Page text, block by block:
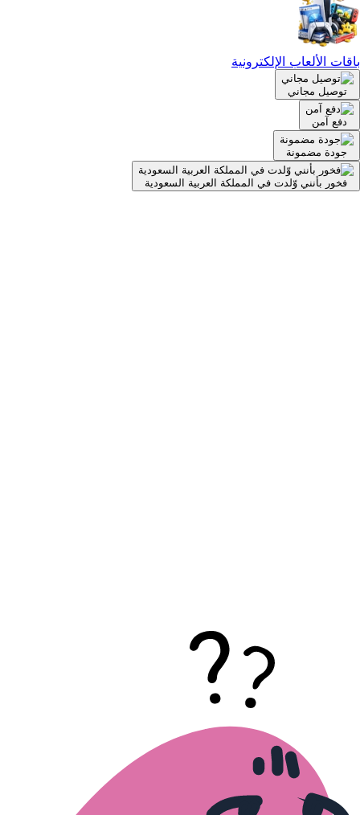
باقات الألعاب الإلكترونية
توصيل مجاني
دفع آمن
جودة مضمونة
فخور بأنني وّلدت في المملكة العربية السعودية